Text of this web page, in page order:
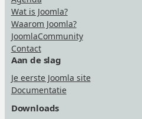
Wat is Joomla?
Waarom Joomla?
JoomlaCommunity
Contact
Aan de slag
Je eerste Joomla site
Documentatie
Downloads